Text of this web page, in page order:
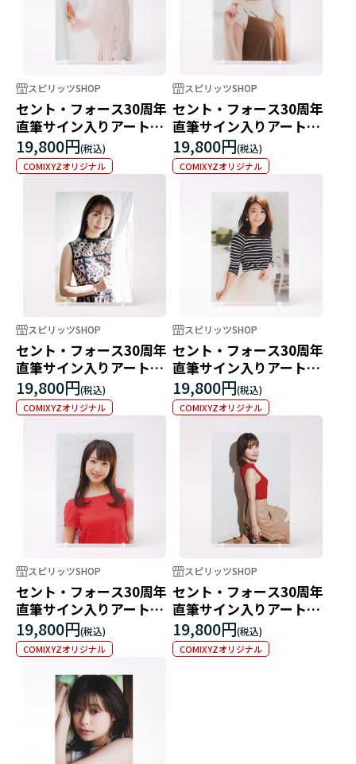
スピリッツSHOP
セント・フォース30周年
直筆サイン入りアートパ
ネル 神田愛花
19,800円
COMIXYZオリジナル
スピリッツSHOP
セント・フォース30周年
直筆サイン入りアートパ
ネル 新井恵理那
19,800円
COMIXYZオリジナル
スピリッツSHOP
セント・フォース30周年
直筆サイン入りアートパ
ネル 刈川くるみ
19,800円
COMIXYZオリジナル
スピリッツSHOP
セント・フォース30周年
直筆サイン入りアートパ
ネル 長野美郷
19,800円
COMIXYZオリジナル
スピリッツSHOP
セント・フォース30周年
直筆サイン入りアートパ
ネル 川田裕美
19,800円
COMIXYZオリジナル
スピリッツSHOP
セント・フォース30周年
直筆サイン入りアートパ
ネル 柴田阿弥
19,800円
COMIXYZオリジナル